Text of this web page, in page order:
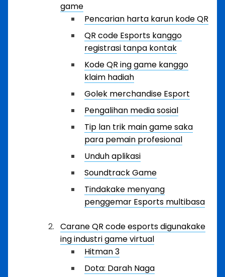
game
Pencarian harta karun kode QR
QR code Esports kanggo
registrasi tanpa kontak
Kode QR ing game kanggo
klaim hadiah
Golek merchandise Esport
Pengalihan media sosial
Tip lan trik main game saka
para pemain profesional
Unduh aplikasi
Soundtrack Game
Tindakake menyang
penggemar Esports multibasa
Carane QR code esports digunakake
ing industri game virtual
Hitman 3
Dota: Darah Naga